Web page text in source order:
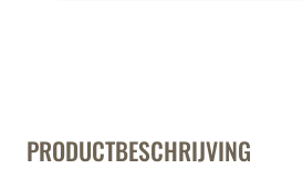
PRODUCTBESCHRIJVING